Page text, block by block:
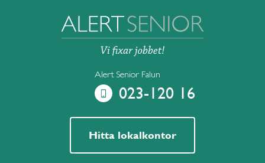
Alert Senior Falun
023-120 16
Hitta lokalkontor